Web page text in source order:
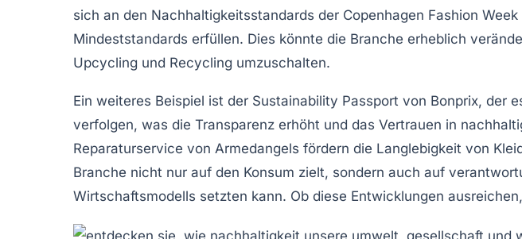
sich an den Nachhaltigkeitsstandards der Copenhagen Fashion Week
Mindeststandards erfüllen. Dies könnte die Branche erheblich
Upcycling und Recycling umzuschalten.
Ein weiteres Beispiel ist der Sustainability Passport von Bonprix, der
verfolgen, was die Transparenz erhöht und das Vertrauen in
Reparaturservice von Armedangels fördern die Langlebigkeit von
Branche nicht nur auf den Konsum zielt, sondern auch auf
Wirtschaftsmodells setzten kann. Ob diese Entwicklungen